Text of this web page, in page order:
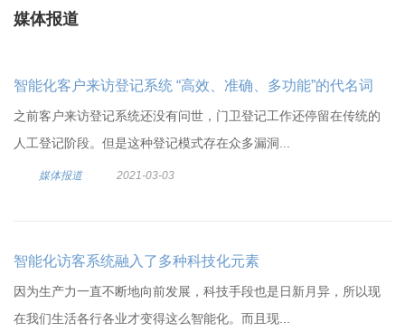
媒体报道
智能化客户来访登记系统 “高效、准确、多功能”的代名词
之前客户来访登记系统还没有问世，门卫登记工作还停留在传统的
人工登记阶段。但是这种登记模式存在众多漏洞...
媒体报道 2021-03-03
智能化访客系统融入了多种科技化元素
因为生产力一直不断地向前发展，科技手段也是日新月异，所以现
在我们生活各行各业才变得这么智能化。而且现...